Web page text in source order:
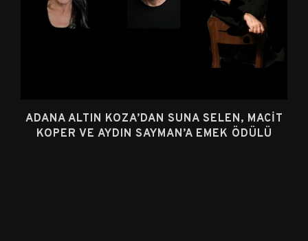
ADANA ALTIN KOZA’DAN SUNA SELEN, MACIT
KOPER VE AYDIN SAYMAN’A EMEK ÖDÜLÜ